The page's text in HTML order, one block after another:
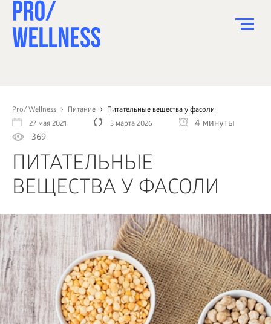
Pro/ Wellness Питание
Питательные вещества у фасоли
27 мая 2021
3 марта 2026
4 минуты
369
ПИТАТЕЛЬНЫЕ
ВЕЩЕСТВА У ФАСОЛИ
СПОРТ
ЗДОРОВЬЕ
КРАСОТА
ПСИХОЛОГИЯ
ДОМ
КАК?
БИЗНЕС